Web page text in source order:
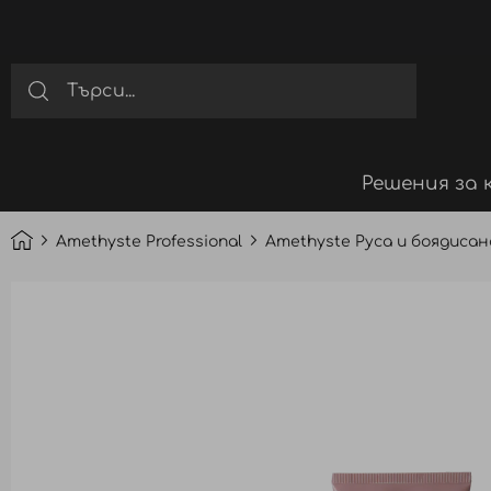
Решения за
Amethyste Professional Amethyste Руса и